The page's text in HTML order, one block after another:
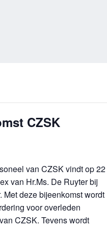
CZSK
van CZSK vindt op 22
van Hr.Ms. De Ruyter bij
deze bijeenkomst wordt
voor overleden
CZSK. Tevens wordt